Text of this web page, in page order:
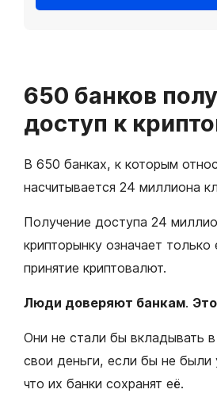
650 банков
доступ к
В 650 банках, к которым
насчитывается 24 миллиона
Получение доступа 24
крипторынку означает
принятие криптовалют.
Люди доверяют банкам.
Они не стали бы вкладывать
свои деньги, если бы не были
что их банки сохранят её.